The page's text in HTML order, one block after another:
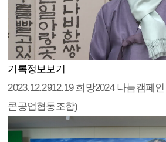
기록정보보기
2023.12.2912.19 희망2024 나눔캠페
콘공업협동조합)